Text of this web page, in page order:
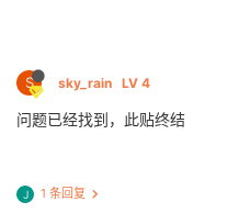
S sky_rain LV 4
问题已经找到，此贴终结
J 1 条回复